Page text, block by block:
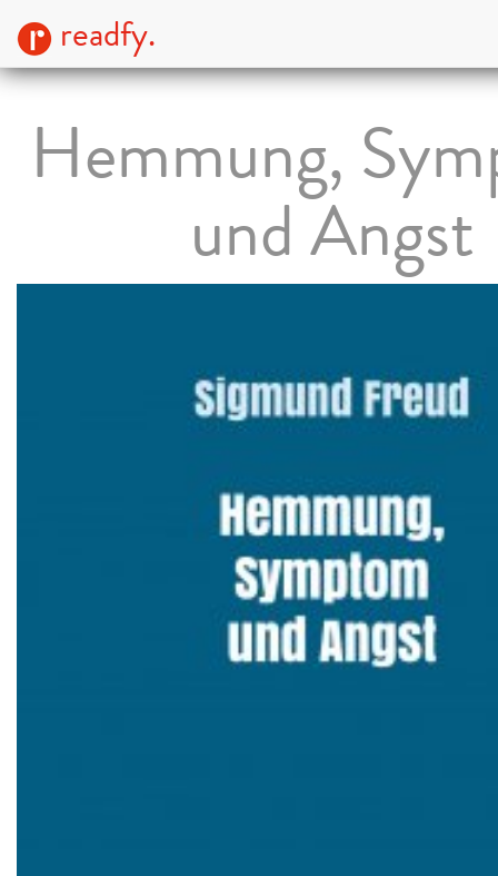
readfy.
Hemmung,
und Angst